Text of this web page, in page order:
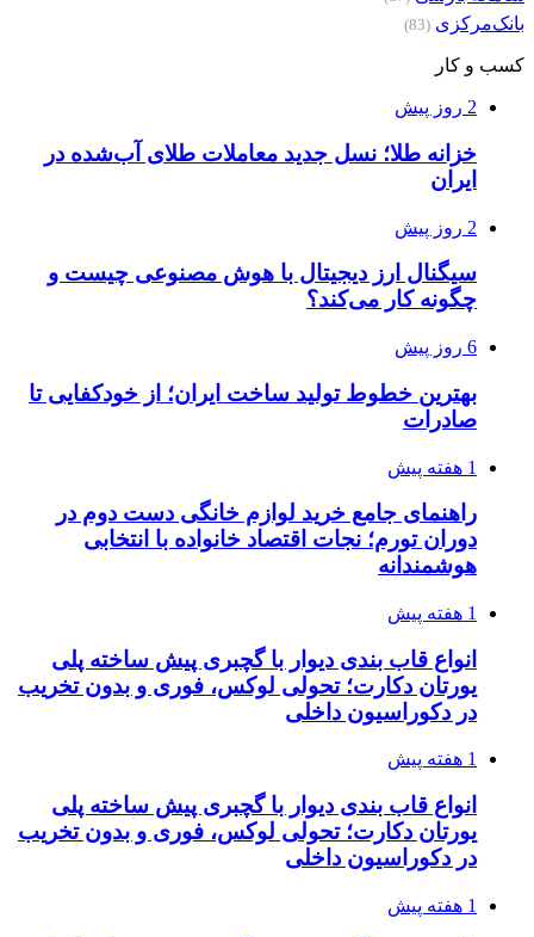
بانک‌مرکزی (83)
کسب و کار
2 روز پیش
خزانه طلا؛ نسل جدید معاملات طلای آب‌شده در
ایران
2 روز پیش
سیگنال ارز دیجیتال با هوش مصنوعی چیست و
چگونه کار می‌کند؟
6 روز پیش
بهترین خطوط تولید ساخت ایران؛ از خودکفایی تا
صادرات
1 هفته پیش
راهنمای جامع خرید لوازم خانگی دست دوم در
دوران تورم؛ نجات اقتصاد خانواده با انتخابی
هوشمندانه
1 هفته پیش
انواع قاب بندی دیوار با گچبری پیش ساخته پلی
یورتان دکارت؛ تحولی لوکس، فوری و بدون تخریب
در دکوراسیون داخلی
1 هفته پیش
انواع قاب بندی دیوار با گچبری پیش ساخته پلی
یورتان دکارت؛ تحولی لوکس، فوری و بدون تخریب
در دکوراسیون داخلی
1 هفته پیش